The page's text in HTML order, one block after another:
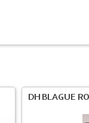
DH BLAGUE